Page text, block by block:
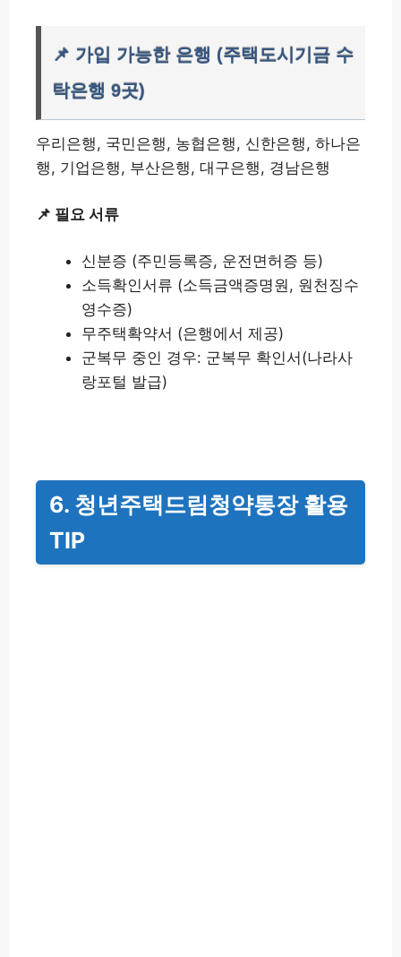
📌 가입 가능한 은행 (주택도시기금 수
탁은행 9곳)
우리은행, 국민은행, 농협은행, 신한은행, 하나은
행, 기업은행, 부산은행, 대구은행, 경남은행
📌 필요 서류
신분증 (주민등록증, 운전면허증 등)
소득확인서류 (소득금액증명원, 원천징수
영수증)
무주택확약서 (은행에서 제공)
군복무 중인 경우: 군복무 확인서(나라사
랑포털 발급)
6. 청년주택드림청약통장 활용
TIP